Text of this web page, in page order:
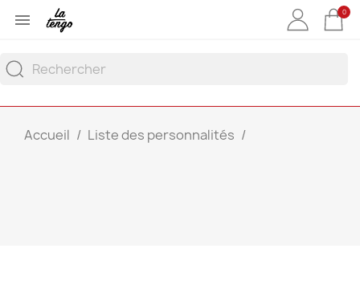
 0
Accueil Liste des personnalités